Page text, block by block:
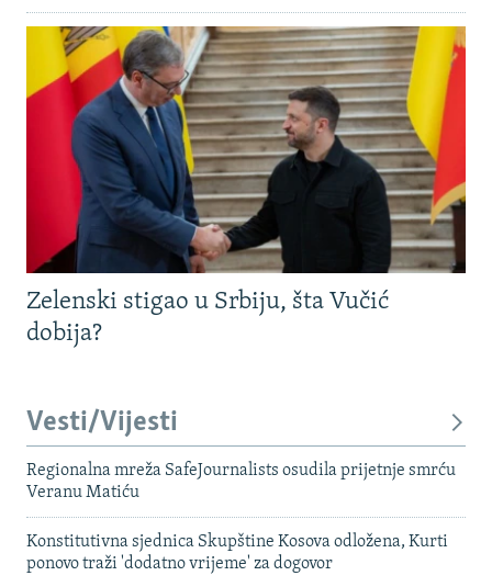
Zelenski stigao u Srbiju, šta Vučić
dobija?
Vesti/Vijesti
Regionalna mreža SafeJournalists osudila prijetnje smrću
Veranu Matiću
Konstitutivna sjednica Skupštine Kosova odložena, Kurti
ponovo traži 'dodatno vrijeme' za dogovor